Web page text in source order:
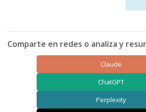
Comparte en redes o analiza y
Claude
ChatGPT
Perplexity